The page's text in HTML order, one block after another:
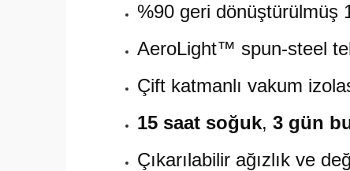
%90 geri dönüştürülmüş
AeroLight™ spun-steel
Çift katmanlı vakum
15 saat soğuk, 3 gün
Çıkarılabilir ağızlık ve